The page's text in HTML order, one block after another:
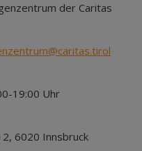
der Caritas
19:00 Uhr
6020 Innsbruck